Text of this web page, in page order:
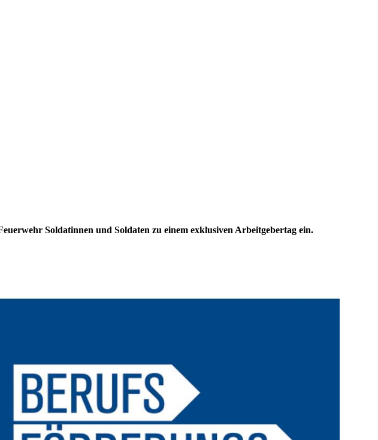
Soldatinnen und Soldaten zu einem exklusiven Arbeitgebertag ein.